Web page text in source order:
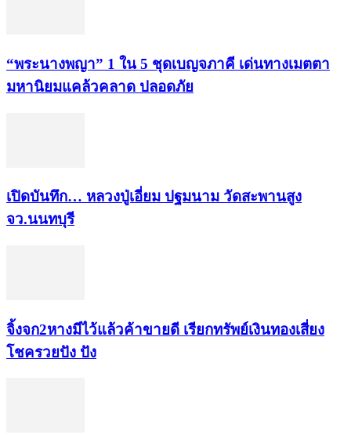
“พระ​นาง​พญา” 1 ใน 5​ ชุดเบญจ​ภาคี​ เด่นทางเมตตา​
มหา​นิยม​แคล้วคลาด​ ปลอดภัย​
เปิดบันทึก… หลวงปู่เอี่ยม ​ปฐม​นาม​ วัดสะพานสูง​
จว.นนทบุรี
จิ้งจก​2​หาง​มีไว้แล้ว​ค้าขาย​ดี​ เรียก​ทรัพย์เงินทอง​เสี่ยง
โชค​รวยปัง​ ปัง​